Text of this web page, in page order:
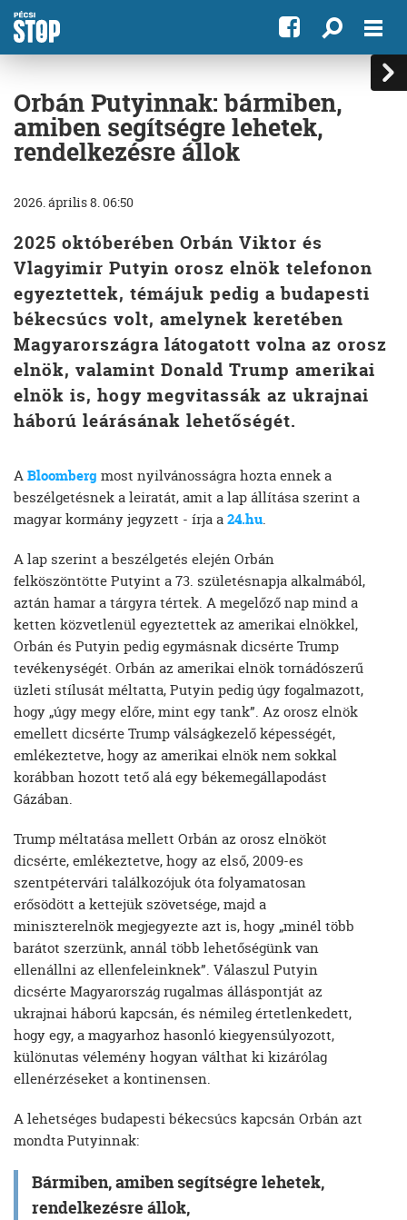
Orbán Putyinnak: bármiben,
amiben segítségre lehetek,
rendelkezésre állok
2026. április 8. 06:50
2025 októberében Orbán Viktor és
Vlagyimir Putyin orosz elnök telefonon
egyeztettek, témájuk pedig a budapesti
békecsúcs volt, amelynek keretében
Magyarországra látogatott volna az orosz
elnök, valamint Donald Trump amerikai
elnök is, hogy megvitassák az ukrajnai
háború leárásának lehetőségét.
ABloomberg most nyilvánosságra hozta ennek a
beszélgetésnek a leiratát, amit a lap állítása szerint a
magyar kormány jegyzett - írja a24.hu.
A lap szerint a beszélgetés elején Orbán
felköszöntötte Putyint a 73. születésnapja alkalmából,
aztán hamar a tárgyra tértek. A megelőző nap mind a
ketten közvetlenül egyeztettek az amerikai elnökkel,
Orbán és Putyin pedig egymásnak dicsérte Trump
tevékenységét. Orbán az amerikai elnök tornádószerű
üzleti stílusát méltatta, Putyin pedig úgy fogalmazott,
hogy „úgy megy előre, mint egy tank”. Az orosz elnök
emellett dicsérte Trump válságkezelő képességét,
emlékeztetve, hogy az amerikai elnök nem sokkal
korábban hozott tető alá egy békemegállapodást
Gázában.
Trump méltatása mellett Orbán az orosz elnököt
dicsérte, emlékeztetve, hogy az első, 2009-es
szentpétervári találkozójuk óta folyamatosan
erősödött a kettejük szövetsége, majd a
miniszterelnök megjegyezte azt is, hogy „minél több
barátot szerzünk, annál több lehetőségünk van
ellenállni az ellenfeleinknek”. Válaszul Putyin
dicsérte Magyarország rugalmas álláspontját az
ukrajnai háború kapcsán, és némileg értetlenkedett,
hogy egy, a magyarhoz hasonló kiegyensúlyozott,
különutas vélemény hogyan válthat ki kizárólag
ellenérzéseket a kontinensen.
A lehetséges budapesti békecsúcs kapcsán Orbán azt
mondta Putyinnak:
Bármiben, amiben segítségre lehetek,
rendelkezésre állok,